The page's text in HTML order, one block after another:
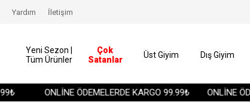
ONLİNE ÖDEMELERDE KARGO 99.99₺ ONLİNE
Yardım İletişim
Yeni Sezon |
Tüm Ürünler
Çok
Satanlar
Üst Giyim Dış Giyim